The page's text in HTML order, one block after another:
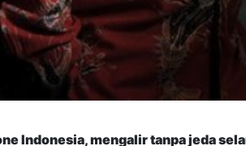
Indonesia, mengalir tanpa jeda